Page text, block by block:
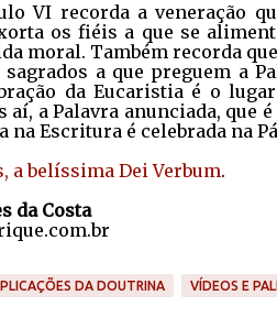
VI recorda a veneração
os fiéis a que se
moral. Também recorda
a que preguem a
da Eucaristia é o
aí, a Palavra anunciada, que
na Escritura é celebrada na
a belíssima Dei Verbum.
da Costa
DA DOUTRINA VÍDEOS E